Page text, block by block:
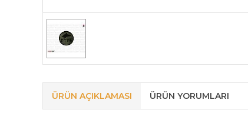
ÜRÜN AÇIKLAMASI ÜRÜN YORUMLARI